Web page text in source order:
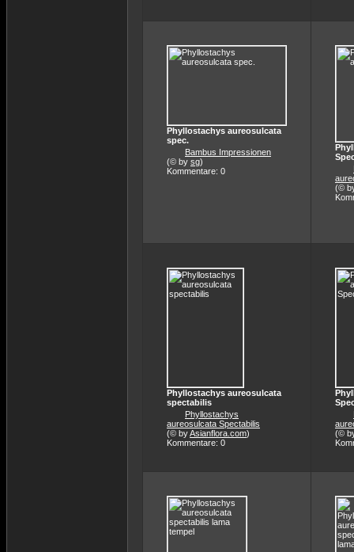
Phyllostachys aureosulcata
spec.
Bambus Impressionen
(© by sg)
Kommentare: 0
(©
Phyllostachys aureosulcata
spectabilis
Phyllostachys
aureosulcata Spectabilis
(© byAsianflora.com)
Kommentare: 0
(©